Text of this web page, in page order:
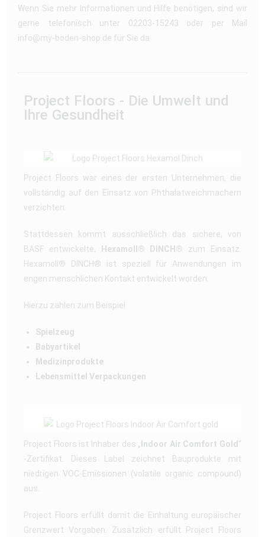
Wenn Sie mehr Informationen und Hilfe benötigen, sind wir
gerne telefonisch unter 02203-15243 oder per Mail
info@my-boden-shop.de für Sie da.
Project Floors - Die Umwelt und
Ihre Gesundheit
Project Floors war eines der ersten Unternehmen, die
vollständig auf den Einsatz von Phthalatweichmachern
verzichten.
Stattdessen kommt ausschließlich das sichere, von
BASF entwickelte,
Hexamoll® DINCH® zum Einsatz.
Hexamoll ® DINCH® ist speziell für Anwendungen im
engen menschlichen Kontakt entwickelt worden.
Hierzu zählen zum Beispiel
Spielzeug
Babyartikel
Medizinprodukte
Lebensmittel Verpackungen
Project Floors ist Inhaber des „ Indoor Air Comfort Gold “
-Zertifikat. Dieses Label zeichnet Bauprodukte mit
niedrigen VOC-Emissionen (volatile organic compound)
aus.
Project Floors erfüllt damit die Einhaltung europäischer
Grenzwert Vorgaben. Zusätzlich erfüllt Project Floors